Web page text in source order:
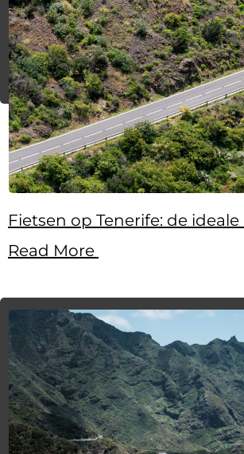
Fietsen op Tenerife: de
Read More